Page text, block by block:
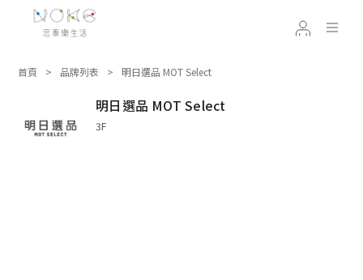
首頁 品牌列表 明日選品 MOT Select
明日選品 MOT Select
3F